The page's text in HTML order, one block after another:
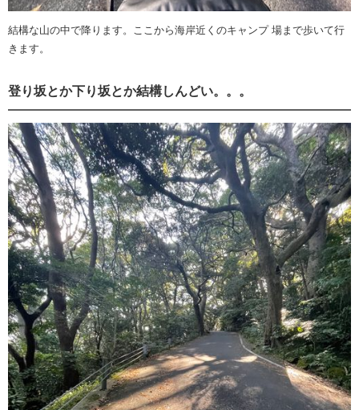
結構な山の中で降ります。ここから海岸近くのキャンプ 場まで歩いて行
きます。
登り坂とか下り坂とか結構しんどい。。。